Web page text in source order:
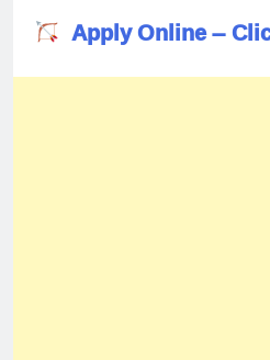
Apply Online –